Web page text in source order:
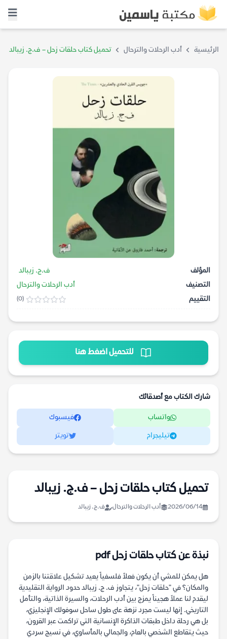
الرئيسية أدب الرحلات والترحال تحميل كتاب حلقات زحل – ف.ج. زيبالد
المؤلف
ف.ج. زيبالد
التصنيف
أدب الرحلات والترحال
التقييم
(0)
للتحميل اضغط هنا
شارك الكتاب مع أصدقائك
واتساب فيسبوك
تيليجرام تويتر
تحميل كتاب حلقات زحل – ف.ج. زيبالد
2026/06/14 أدب الرحلات والترحال ف.ج. زيبالد
نبذة عن كتاب حلقات زحل pdf
هل يمكن للمشي أن يكون فعلاً فلسفياً يعيد تشكيل علاقتنا بالزمن
والمكان؟ في "حلقات زحل"، يتجاوز ف. ج. زيبالد حدود الرواية التقليدية
ليقدم لنا عملاً هجيناً يمزج بين أدب الرحلات، والسيرة الذاتية، والتأمل
التاريخي. إنها ليست مجرد نزهة على طول ساحل سوفولك الإنجليزي،
بل هي رحلة داخل طبقات الذاكرة الإنسانية التي تراكمت عبر القرون،
حيث يتقاطع الشخصي بالعام، والجمالي بالمأساوي، في نسيج سردي